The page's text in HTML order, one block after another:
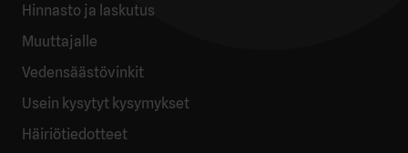
Hinnasto ja laskutus
Muuttajalle
Vedensäästövinkit
Usein kysytyt kysymykset
Häiriötiedotteet